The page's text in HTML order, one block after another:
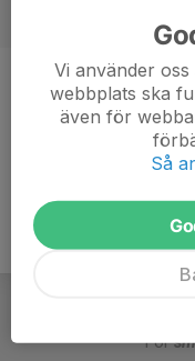
Position
-
För
Vi använder
webbplats ska
även för
Så